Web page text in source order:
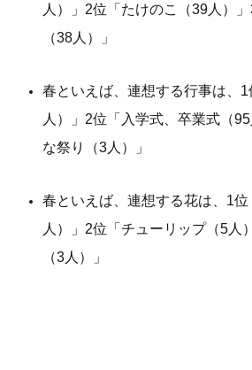
人）」2位「たけのこ（39人）
（38人）」
春といえば、連想する行事は、
人）」2位「入学式、卒業式（
な祭り（3人）」
春といえば、連想する花は、1
人）」2位「チューリップ（5人
（3人）」